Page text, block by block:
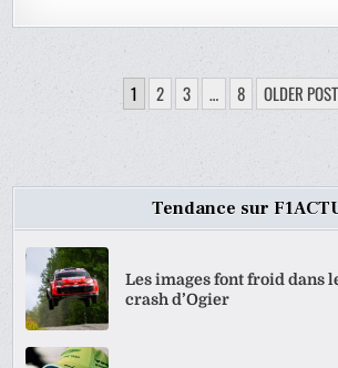
PAGINATION
1 2 3 … 8 OLDER
Tendance sur
Les images font froid dans
crash d’Ogier